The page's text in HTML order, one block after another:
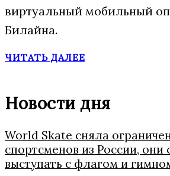
виртуальный мобильный
Билайна.
ЧИТАТЬ ДАЛЕЕ
Новости дня
World Skate сняла
спортсменов из России, они
выступать с флагом и